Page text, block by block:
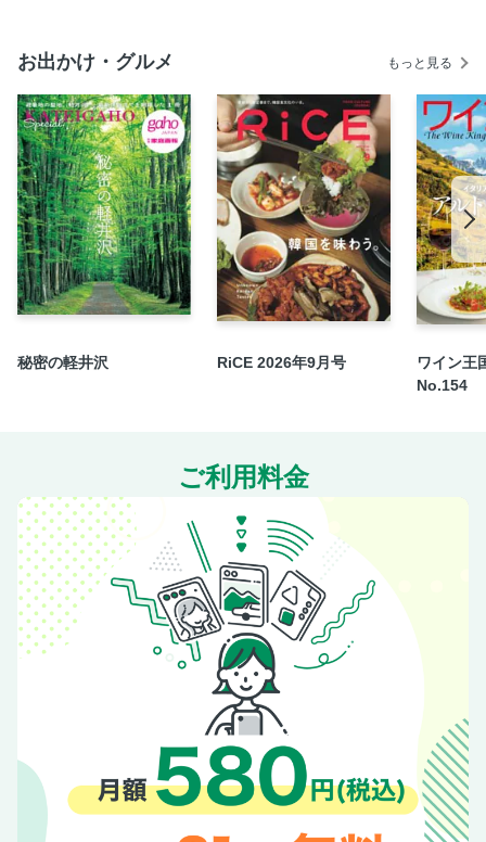
お出かけ・グルメ もっと見る
秘密の軽井沢 RiCE 2026年9月号
ワイン王
No.154
ご利用料金